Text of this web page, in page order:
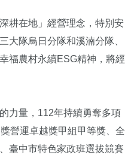
耕在地」經營理念，特別安
大隊烏日分隊和溪湳分隊、
福農村永續ESG精神，將經
力量，112年持續勇奪多項
營運卓越獎甲組甲等獎、全
臺中市特色家政班選拔競賽